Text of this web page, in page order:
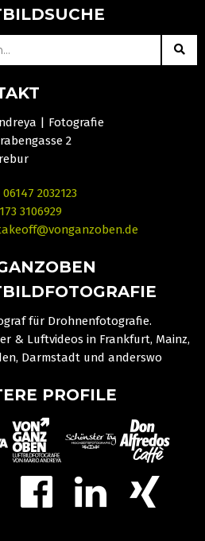
| Fotografie
2
06147 2032123
3106929
für Drohnenfotografie.
& Luftvideos in Frankfurt, Mainz,
Darmstadt und anderswo
PROFILE